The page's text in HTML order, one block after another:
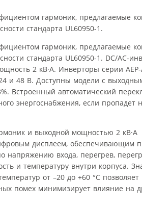
гармоник, предлагаемые
стандарта UL60950-1.
гармоник, предлагаемые
стандарта UL60950-1. DC/AC-
2 кВ·А. Инверторы серии AEP-
и 48 В. Доступны модели с
Встроенный автоматический
энергоснабжения, если пропадет
дисплеем, обеспечивающим
напряжению входа, перегрев,
и температуру внутри корпуса.
от –20 до +60 °С
помех минимизирует влияние на